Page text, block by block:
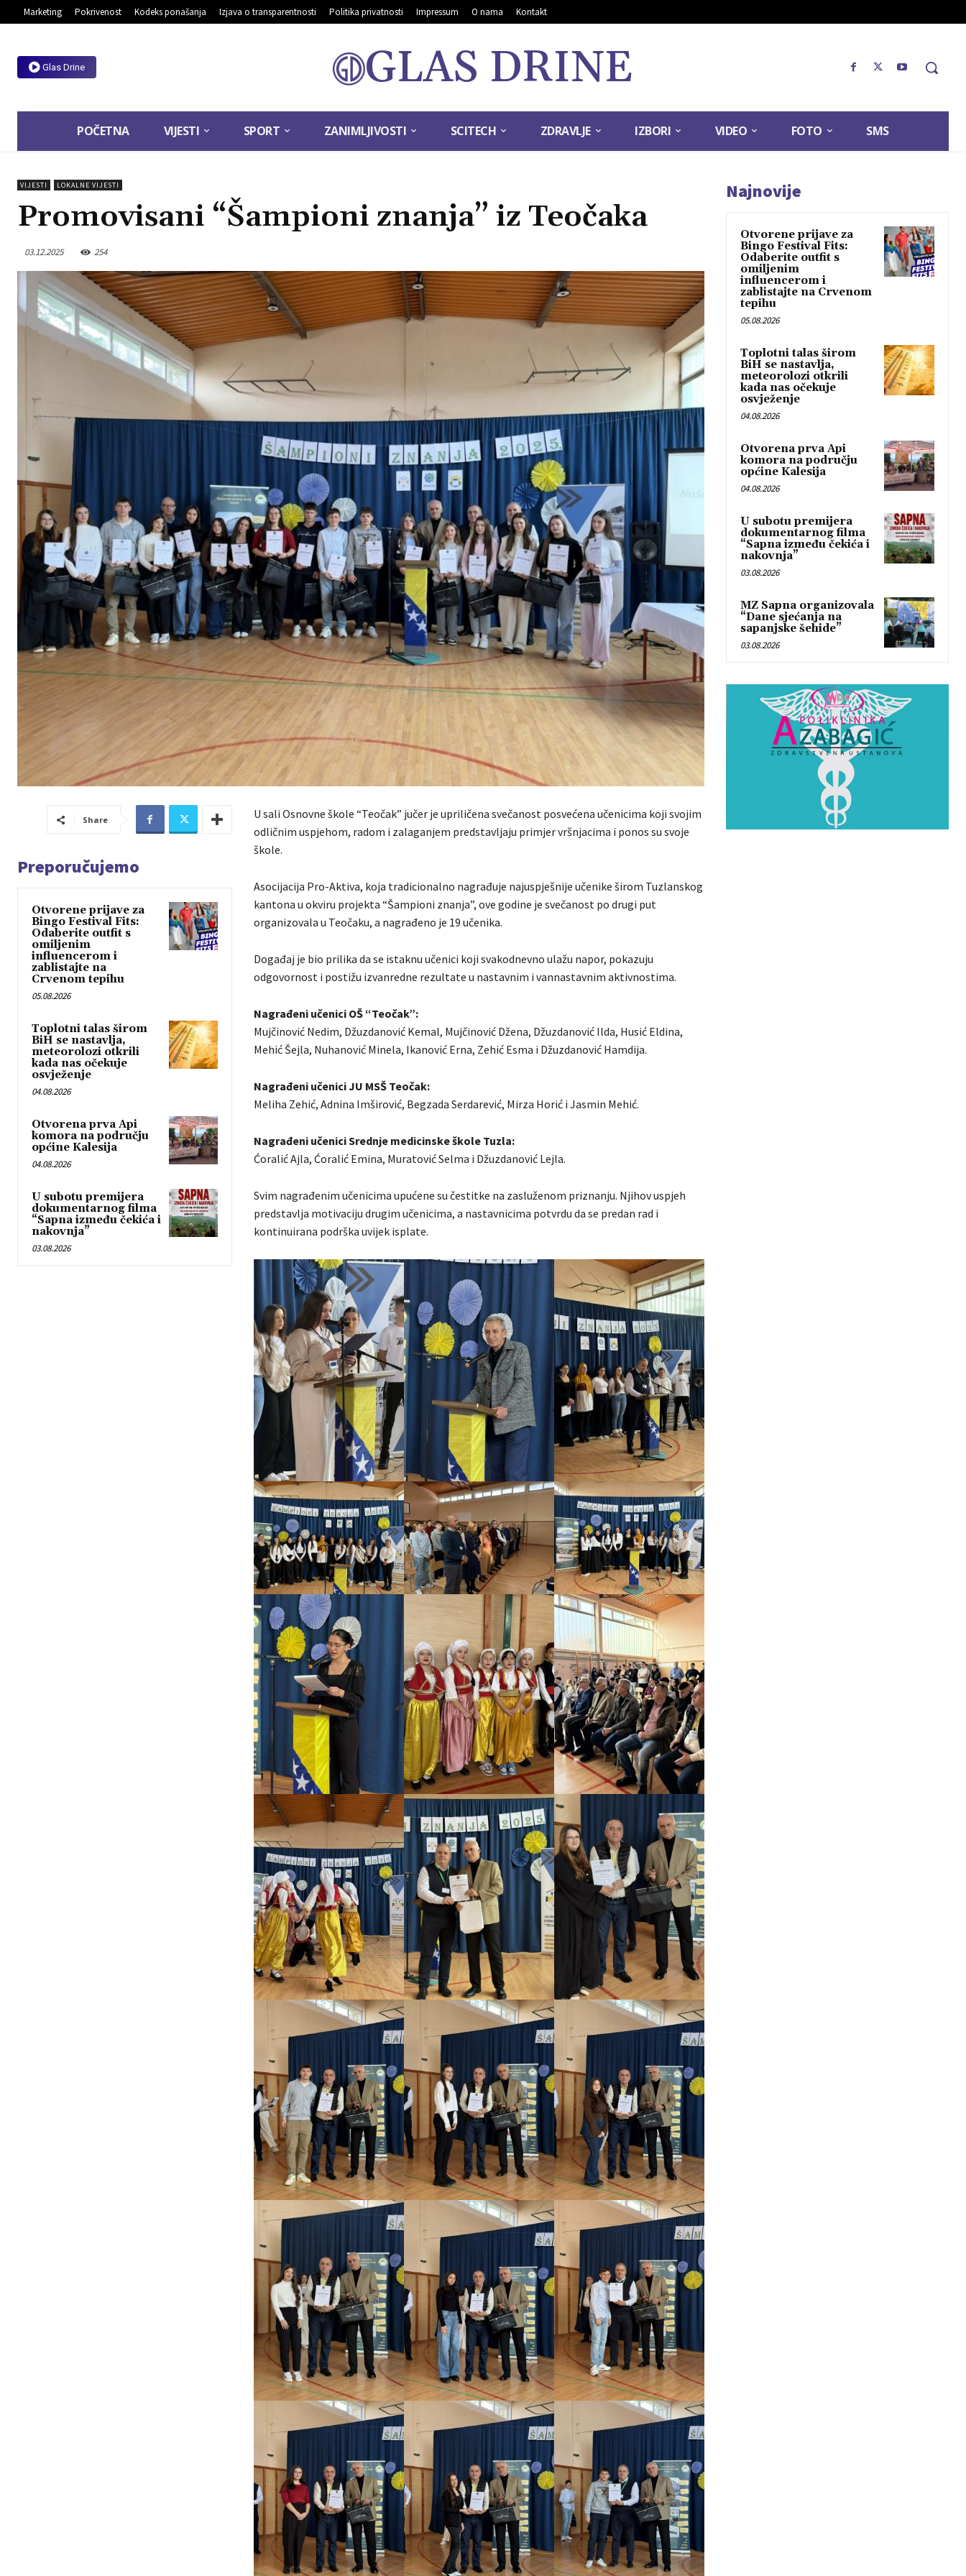
Marketing Pokrivenost Kodeks ponašanja Izjava o transparentnosti Politika privatnosti Impressum O nama Kontakt
Glas Drine GLAS DRINE
POČETNA VIJESTI SPORT ZANIMLJIVOSTI SCITECH ZDRAVLJE IZBORI VIDEO FOTO SMS
VIJESTI LOKALNE VIJESTI
Promovisani “Šampioni znanja” iz Teočaka
03.12.2025 254
Share
Preporučujemo
Otvorene prijave za
Bingo Festival Fits:
Odaberite outfit s
omiljenim
influencerom i
zablistajte na
Crvenom tepihu
05.08.2026
Toplotni talas širom
BiH se nastavlja,
meteorolozi otkrili
kada nas očekuje
osvježenje
04.08.2026
Otvorena prva Api
komora na području
općine Kalesija
04.08.2026
U subotu premijera
dokumentarnog filma
“Sapna između čekića i
nakovnja”
03.08.2026
U sali Osnovne škole “Teočak” jučer je upriličena svečanost posvećena učenicima koji svojim
odličnim uspjehom, radom i zalaganjem predstavljaju primjer vršnjacima i ponos su svoje
škole.
Asocijacija Pro-Aktiva, koja tradicionalno nagrađuje najuspješnije učenike širom Tuzlanskog
kantona u okviru projekta “Šampioni znanja”, ove godine je svečanost po drugi put
organizovala u Teočaku, a nagrađeno je 19 učenika.
Događaj je bio prilika da se istaknu učenici koji svakodnevno ulažu napor, pokazuju
odgovornost i postižu izvanredne rezultate u nastavnim i vannastavnim aktivnostima.
Nagrađeni učenici OŠ “Teočak”:
Mujčinović Nedim, Džuzdanović Kemal, Mujčinović Džena, Džuzdanović Ilda, Husić Eldina,
Mehić Šejla, Nuhanović Minela, Ikanović Erna, Zehić Esma i Džuzdanović Hamdija.
Nagrađeni učenici JU MSŠ Teočak:
Meliha Zehić, Adnina Imširović, Begzada Serdarević, Mirza Horić i Jasmin Mehić.
Nagrađeni učenici Srednje medicinske škole Tuzla:
Ćoralić Ajla, Ćoralić Emina, Muratović Selma i Džuzdanović Lejla.
Svim nagrađenim učenicima upućene su čestitke na zasluženom priznanju. Njihov uspjeh
predstavlja motivaciju drugim učenicima, a nastavnicima potvrdu da se predan rad i
kontinuirana podrška uvijek isplate.
Najnovije
Otvorene prijave za
Bingo Festival Fits:
Odaberite outfit s
omiljenim
influencerom i
zablistajte na Crvenom
tepihu
05.08.2026
Toplotni talas širom
BiH se nastavlja,
meteorolozi otkrili
kada nas očekuje
osvježenje
04.08.2026
Otvorena prva Api
komora na području
općine Kalesija
04.08.2026
U subotu premijera
dokumentarnog filma
“Sapna između čekića i
nakovnja”
03.08.2026
MZ Sapna organizovala
“Dane sjećanja na
sapanjske šehide”
03.08.2026